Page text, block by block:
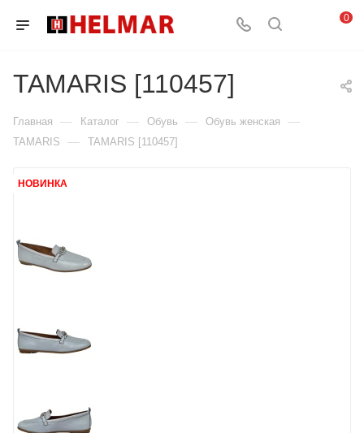
0
TAMARIS [110457]
Главная — Каталог — Обувь — Обувь женская —
TAMARIS — TAMARIS [110457]
НОВИНКА